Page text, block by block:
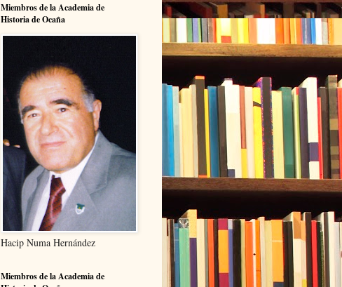
Miembros de la Academia de
Historia de Ocaña
Hacip Numa Hernández
Miembros de la Academia de